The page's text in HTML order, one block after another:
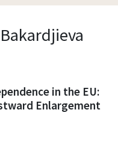
in the EU:
Enlargement